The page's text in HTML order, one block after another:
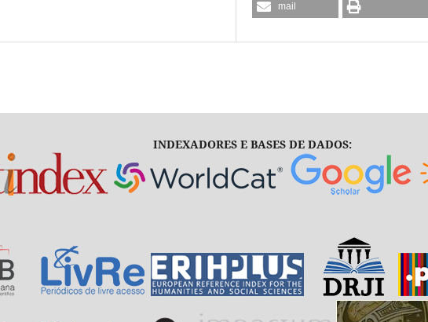
mail
INDEXADORES E BASES DE DADOS: